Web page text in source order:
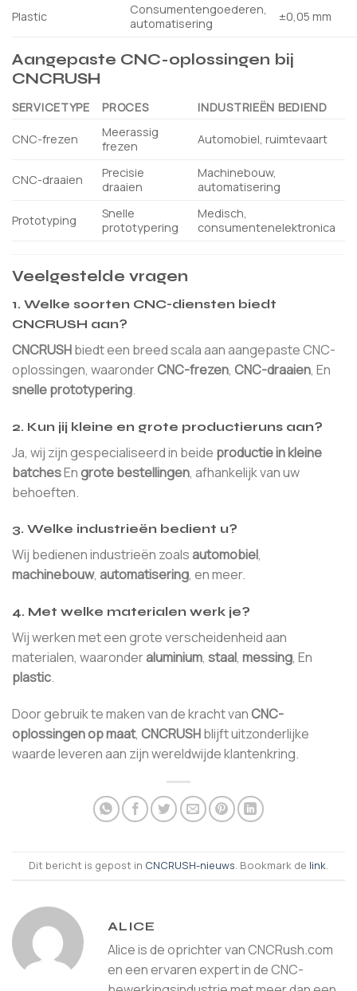
Plastic
Consumentengoederen,
automatisering
±0,05 mm
Aangepaste CNC-oplossingen bij
CNCRUSH
SERVICETYPE PROCES INDUSTRIEËN BEDIEND
CNC-frezen
Meerassig
frezen
Automobiel, ruimtevaart
CNC-draaien
Precisie
draaien
Machinebouw,
automatisering
Prototyping
Snelle
prototypering
Medisch,
consumentenelektronica
Veelgestelde vragen
1. Welke soorten CNC-diensten biedt
CNCRUSH aan?
CNCRUSHbiedt een breed scala aan aangepaste CNC-
oplossingen, waaronderCNC-frezen, CNC-draaien, En
snelle prototypering.
2. Kun jij kleine en grote productieruns aan?
Ja, wij zijn gespecialiseerd in beide productie in kleine
batchesEngrote bestellingen, afhankelijk van uw
behoeften.
3. Welke industrieën bedient u?
Wij bedienen industrieën zoals automobiel,
machinebouw, automatisering, en meer.
4. Met welke materialen werk je?
Wij werken met een grote verscheidenheid aan
materialen, waaronderaluminium, staal, messing, En
plastic.
Door gebruik te maken van de kracht vanCNC-
oplossingen op maat, CNCRUSHblijft uitzonderlijke
waarde leveren aan zijn wereldwijde klantenkring.
Dit bericht is gepost in CNCRUSH-nieuws. Bookmark de link.
ALICE
Alice is de oprichter van CNCRush.com
en een ervaren expert in de CNC-